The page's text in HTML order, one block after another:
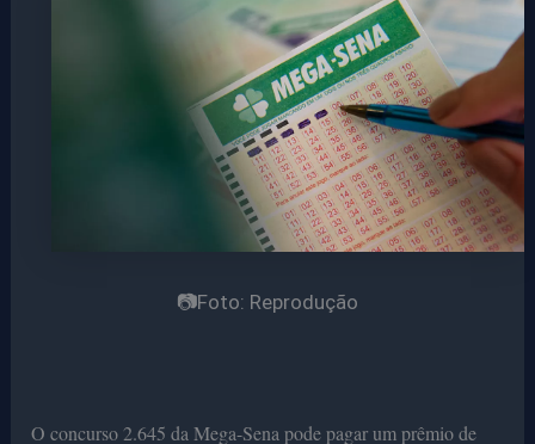
📷Foto: Reprodução
O concurso 2.645 da Mega-Sena pode pagar um prêmio de